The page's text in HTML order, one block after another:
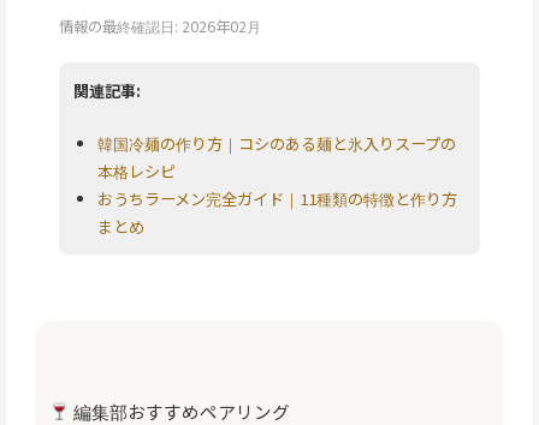
情報の最終確認日: 2026年02月
関連記事:
韓国冷麺の作り方｜コシのある麺と氷入りスープの
本格レシピ
おうちラーメン完全ガイド｜11種類の特徴と作り方
まとめ
編集部おすすめペアリング